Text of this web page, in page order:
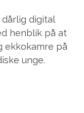
digital
henblik på at
ekkokamre på
unge.